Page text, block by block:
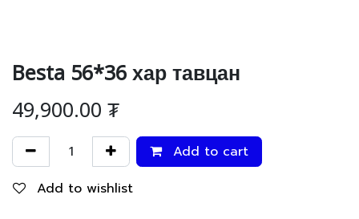
Besta 56*36 хар тавцан
49,900.00₮
Add to cart
Add to wishlist